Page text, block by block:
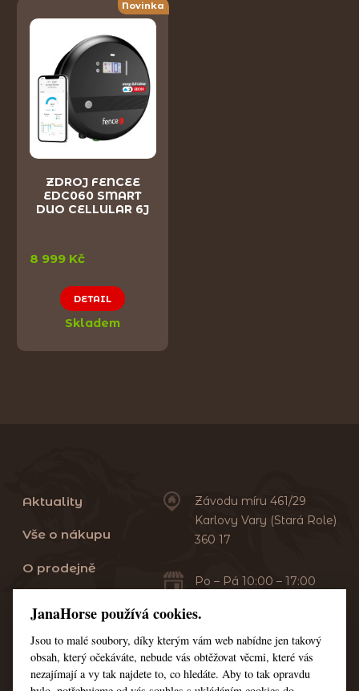
Novinka
ZDROJ FENCEE
EDC060 SMART
DUO CELLULAR 6J
8 999 Kč
DETAIL
Skladem
Aktuality
Vše o nákupu
O prodejně
Servis
Kontakt
Závodu míru 461/29
Karlovy Vary (Stará Role)
360 17
Po – Pá 10:00 – 17:00
+420 353 549 410
+420 608 444 378
JanaHorse používá cookies.
Jsou to malé soubory, díky kterým vám web nabídne jen takový
obsah, který očekáváte, nebude vás obtěžovat věcmi, které vás
nezajímají a vy tak najdete to, co hledáte. Aby to tak opravdu